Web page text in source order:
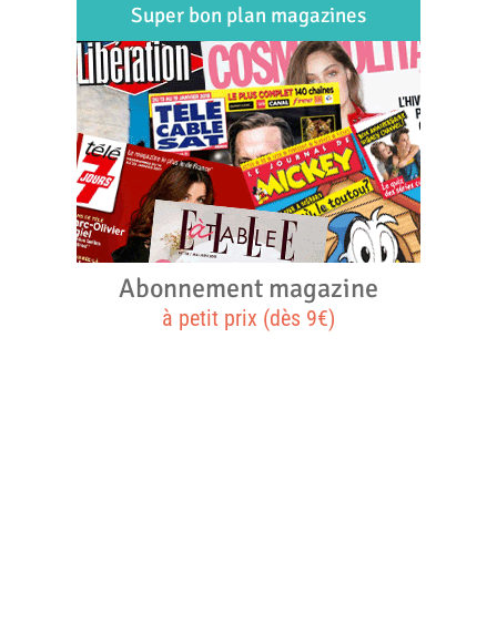
Super bon plan magazines
Abonnement magazine
à petit prix (dès 9€)